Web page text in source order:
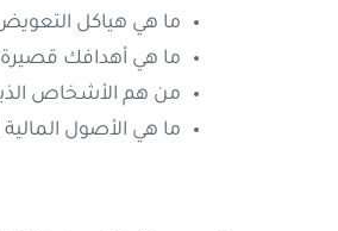
ما هي هياكل
ما هي أهدافك
من هم الأشخاص
ما هي الأصول